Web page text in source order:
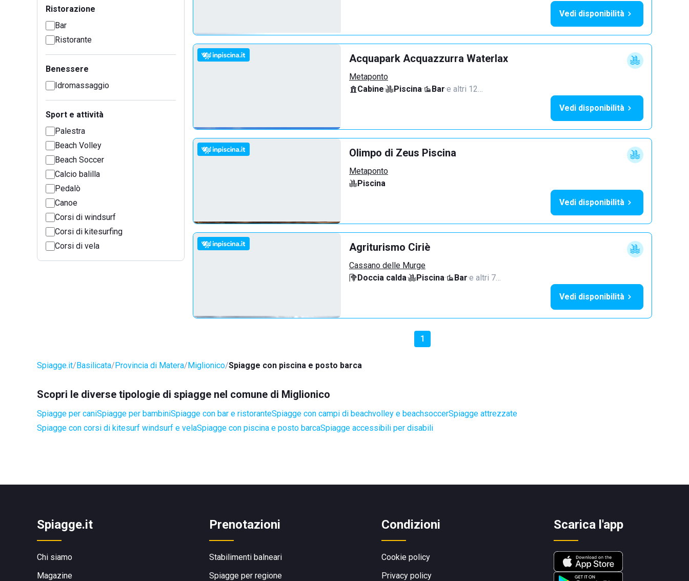
Ristorazione
Bar
Ristorante
Benessere
Idromassaggio
Sport e attività
Palestra
Beach Volley
Beach Soccer
Calcio balilla
Pedalò
Canoe
Corsi di windsurf
Corsi di kitesurfing
Corsi di vela
Vedi disponibilità
Acquapark Acquazzurra Waterlax
Metaponto
Cabine· Piscina· Bar·e altri 12…
Vedi disponibilità
Olimpo di Zeus Piscina
Metaponto
Piscina
Vedi disponibilità
Agriturismo Ciriè
Cassano delle Murge
Doccia calda· Piscina· Bar·e altri 7…
Vedi disponibilità
1
Spiagge.it Basilicata Provincia di Matera Miglionico Spiagge con piscina e posto barca
Scopri le diverse tipologie di spiagge nel comune di Miglionico
Spiagge per caniSpiagge per bambiniSpiagge con bar e ristoranteSpiagge con campi di beachvolley e beachsoccerSpiagge attrezzate
Spiagge con corsi di kitesurf windsurf e velaSpiagge con piscina e posto barcaSpiagge accessibili per disabili
Spiagge.it
Chi siamo
Magazine
Prenotazioni
Stabilimenti balneari
Spiagge per regione
Condizioni
Cookie policy
Privacy policy
Scarica l'app